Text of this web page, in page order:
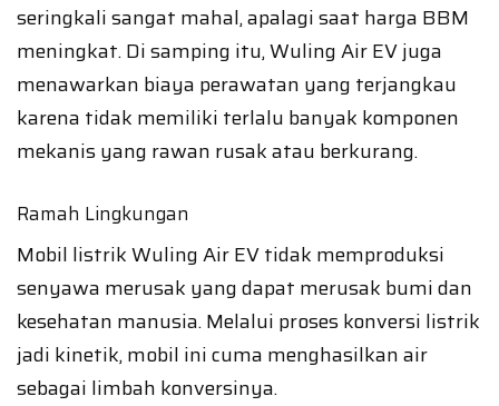
seringkali sangat mahal, apalagi saat harga BBM
meningkat. Di samping itu, Wuling Air EV juga
menawarkan biaya perawatan yang terjangkau
karena tidak memiliki terlalu banyak komponen
mekanis yang rawan rusak atau berkurang.
Ramah Lingkungan
Mobil listrik Wuling Air EV tidak memproduksi
senyawa merusak yang dapat merusak bumi dan
kesehatan manusia. Melalui proses konversi listrik
jadi kinetik, mobil ini cuma menghasilkan air
sebagai limbah konversinya.